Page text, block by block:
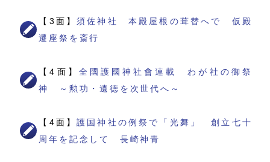
【3面】須佐神社 本殿屋根の葺替へで 仮殿
遷座祭を斎行
【4面】 全國護國神社會連載 わが社の御祭
神 ～勲功・遺徳を次世代へ～
【4面】護国神社の例祭で「光舞」 創立七十
周年を記念して 長崎神青